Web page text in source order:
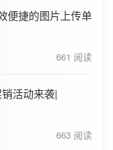
便捷的图片上传单
661 阅读
活动来袭|
663 阅读